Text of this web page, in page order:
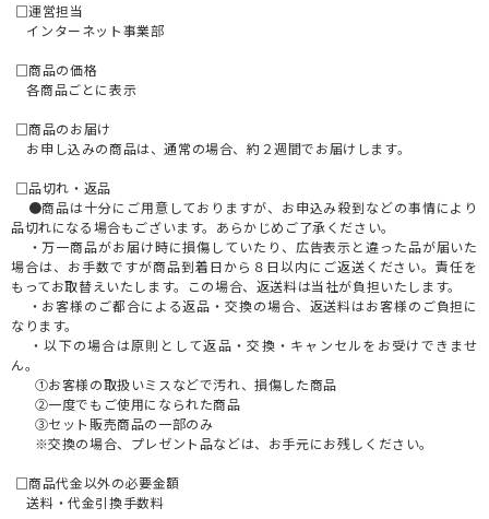
□運営担当
インターネット事業部
□商品の価格
各商品ごとに表示
□商品のお届け
お申し込みの商品は、通常の場合、約２週間でお届けします。
□品切れ・返品
●商品は十分にご用意しておりますが、お申込み殺到などの事情により
品切れになる場合もございます。あらかじめご了承ください。
・万一商品がお届け時に損傷していたり、広告表示と違った品が届いた
場合は、お手数ですが商品到着日から８日以内にご返送ください。責任を
もってお取替えいたします。この場合、返送料は当社が負担いたします。
・お客様のご都合による返品・交換の場合、返送料はお客様のご負担に
なります。
・以下の場合は原則として返品・交換・キャンセルをお受けできませ
ん。
①お客様の取扱いミスなどで汚れ、損傷した商品
②一度でもご使用になられた商品
③セット販売商品の一部のみ
※交換の場合、プレゼント品などは、お手元にお残しください。
□商品代金以外の必要金額
送料・代金引換手数料